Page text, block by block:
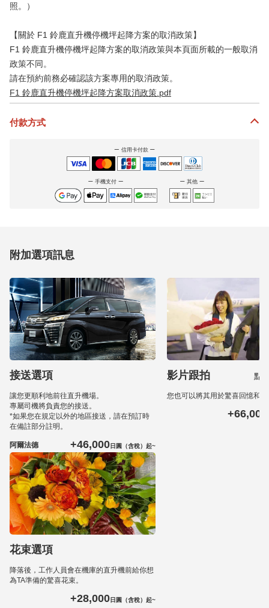
照。）
【關於 F1 鈴鹿直升機停機坪起降方案的取消政策】
F1 鈴鹿直升機停機坪起降方案的取消政策與本頁面所載的一般取消
政策不同。
請在預約前務必確認該方案專用的取消政策。
F1 鈴鹿直升機停機坪起降方案取消政策.pdf
付款方式
信用卡付款
手機支付 其他
附加選項訊息
接送選項
讓您更順利地前往直升機場。
專屬司機將負責您的接送。
*如果您在規定以外的地區接送，請在預訂時
在備註部分註明。
阿爾法德 +46,000日圓（含稅）起~
花束選項
降落後，工作人員會在機庫的直升機前給你想
為TA準備的驚喜花束。
+28,000日圓（含稅）起~
影片跟拍 點
您也可以將其用於驚喜回憶和
+66,000